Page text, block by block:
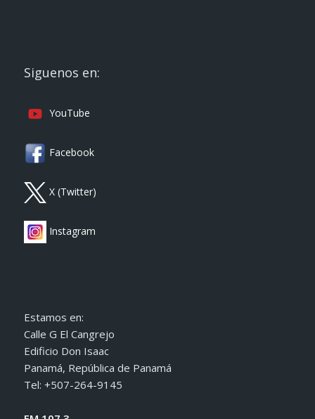
Siguenos en:
YouTube
Facebook
X (Twitter)
Instagram
Estamos en:
Calle G El Cangrejo
Edificio Don Isaac
Panamá, República de Panamá
Tel: +507-264-9145